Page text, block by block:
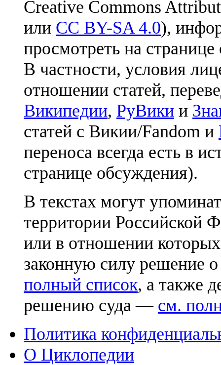
Creative Commons
или CC BY-SA 4.0),
просмотреть на
В частности, условия
отношении статей,
Википедии, РуВики и
статей с Викии/Fandom и
переноса всегда есть в
странице обсуждения).
В текстах могут
территории Российской
или в отношении
законную силу решение
полный список, а также
решению суда — см.
Политика
О Циклопедии